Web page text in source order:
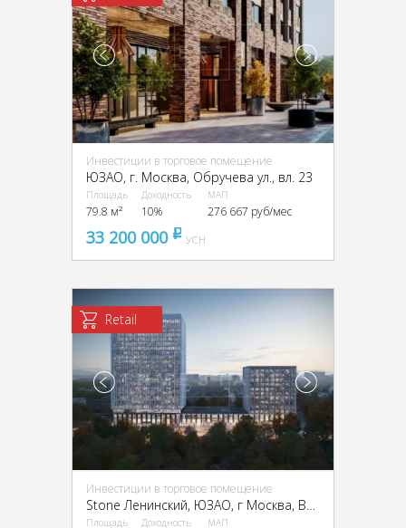
Инвестиции в торговое помещение
ЮЗАО, г. Москва, Обручева ул., вл. 23
Площадь
79.8 м²
Доходность
10%
МАП
276 667 руб/мес
33 200 000 pуб
УСН
Retail
Инвестиции в торговое помещение
Площадь Доходность МАП